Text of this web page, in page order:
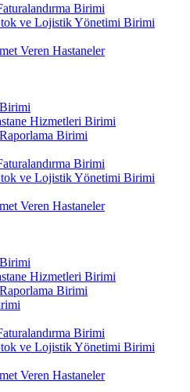
Birimi
ve Lojistik Yönetimi Birimi
Veren Hastaneler
Hizmetleri Birimi
Birimi
Birimi
ve Lojistik Yönetimi Birimi
Veren Hastaneler
Hizmetleri Birimi
Birimi
Birimi
ve Lojistik Yönetimi Birimi
Veren Hastaneler